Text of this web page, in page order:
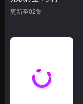
更新至02集